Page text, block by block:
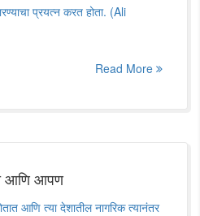
प्रयत्न करत होता. (Ali
Read More
आणि आपण
आणि त्या देशातील नागरिक त्यानंतर